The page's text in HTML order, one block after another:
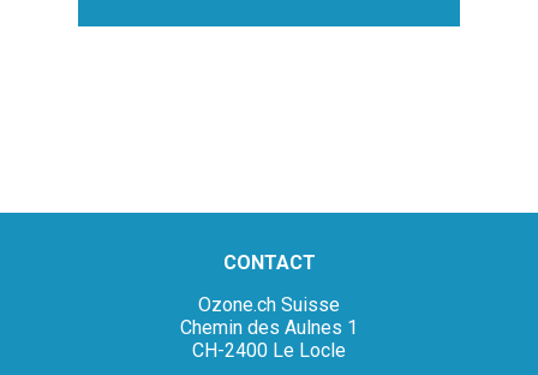
CONTACT
Ozone.ch Suisse
Chemin des Aulnes 1
CH-2400 Le Locle